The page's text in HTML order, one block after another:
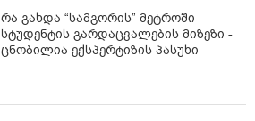
რა გახდა “სამგორის” მეტროში
სტუდენტის გარდაცვალების მიზეზი -
ცნობილია ექსპერტიზის პასუხი